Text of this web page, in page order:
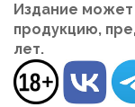
Издание
продукцию,
лет.